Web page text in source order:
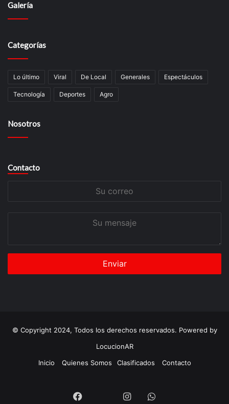
Galería
Categorías
Lo último Viral De Local Generales Espectáculos
Tecnologí­a Deportes Agro
Nosotros
Contacto
© Copyright 2024, Todos los derechos reservados. Powered by
LocucionAR
Inicio
Quienes Somos Clasificados Contacto
Facebook InstagramWhatsapp